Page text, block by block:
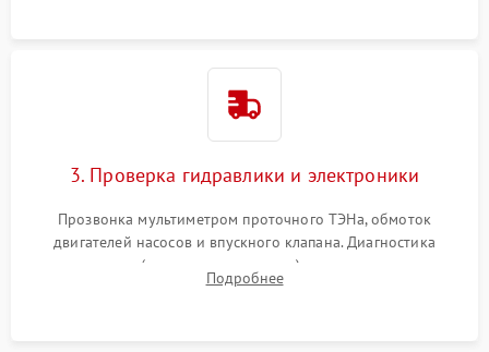
3. Проверка гидравлики и электроники
Прозвонка мультиметром проточного ТЭНа, обмоток
двигателей насосов и впускного клапана. Диагностика
прессостата (датчика уровня воды), датчика мутности,
концевика дверцы и электронного модуля управления.
Подробнее